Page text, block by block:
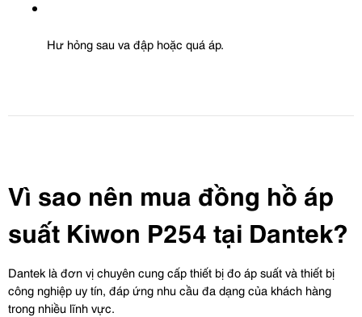
Hư hỏng sau va đập hoặc quá áp.
Vì sao nên mua đồng hồ áp
suất Kiwon P254 tại Dantek?
Dantek là đơn vị chuyên cung cấp thiết bị đo áp suất và thiết bị
công nghiệp uy tín, đáp ứng nhu cầu đa dạng của khách hàng
trong nhiều lĩnh vực.